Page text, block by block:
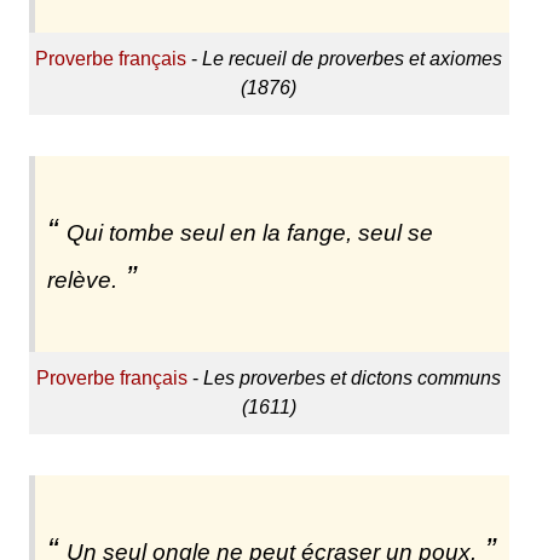
Proverbe français -Le recueil de proverbes et axiomes
(1876)
Qui tombe seul en la fange, seul se
relève.
Proverbe français -Les proverbes et dictons communs
(1611)
Un seul ongle ne peut écraser un poux.